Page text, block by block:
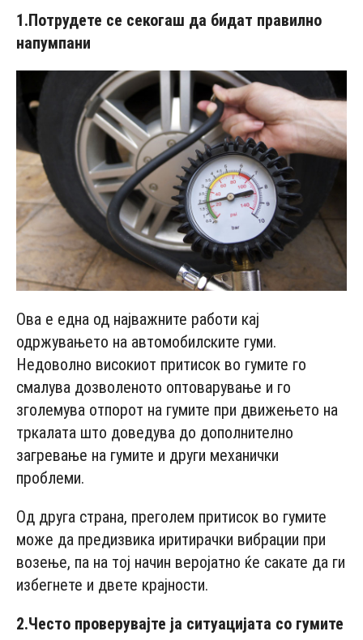
1.Потрудете се секогаш да бидат правилно
напумпани
Ова е една од најважните работи кај
одржувањето на автомобилските гуми.
Недоволно високиот притисок во гумите го
смалува дозволеното оптоварување и го
зголемува отпорот на гумите при движењето на
тркалата што доведува до дополнително
загревање на гумите и други механички
проблеми.
Од друга страна, преголем притисок во гумите
може да предизвика иритирачки вибрации при
возење, па на тој начин веројатно ќе сакате да ги
избегнете и двете крајности.
2.Често проверувајте ја ситуацијата со гумите